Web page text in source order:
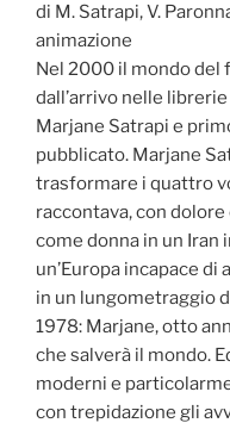
di M. Satrapi, V.
animazione
Nel 2000 il mondo del
dall’arrivo nelle
Marjane Satrapi e
pubblicato. Marjane
trasformare i quattro
raccontava, con
come donna in un Iran
un’Europa incapace
in un lungometraggio
1978: Marjane, otto
che salverà il mondo.
moderni e
con trepidazione gli